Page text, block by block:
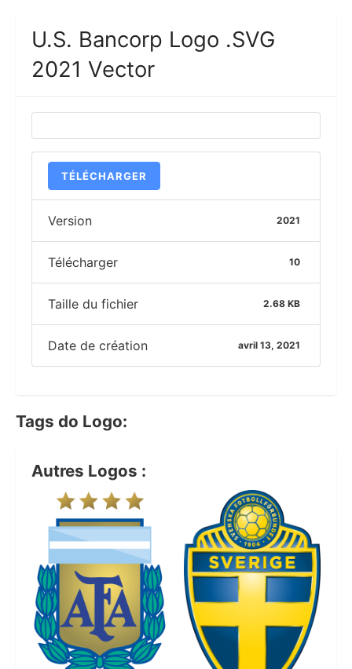
U.S. Bancorp Logo .SVG
2021 Vector
TÉLÉCHARGER
Version 2021
Télécharger 10
Taille du fichier 2.68 KB
Date de création avril 13, 2021
Tags do Logo:
Autres Logos :